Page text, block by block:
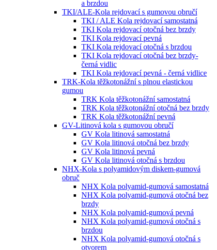
a brzdou
TKI/ALE-Kola rejdovací s gumovou obručí
TKI / ALE Kola rejdovací samostatná
TKI Kola rejdovací otočná bez brzdy
TKI Kola rejdovací pevná
TKI Kola rejdovací otočná s brzdou
TKI Kola rejdovací otočná bez brzdy-
černá vidlic
TKI Kola rejdovací pevná - černá vidlice
TRK-Kola těžkotonážní s plnou elastickou
gumou
TRK Kola těžkotonážní samostatná
TRK Kola těžkotonážní otočná bez brzdy
TRK Kola těžkotonážní pevná
GV-Litinová kola s gumovou obručí
GV Kola litinová samostatná
GV Kola litinová otočná bez brzdy
GV Kola litinová pevná
GV Kola litinová otočná s brzdou
NHX-Kola s polyamidovým diskem-gumová
obruč
NHX Kola polyamid-gumová samostatná
NHX Kola polyamid-gumová otočná bez
brzdy
NHX Kola polyamid-gumová pevná
NHX Kola polyamid-gumová otočná s
brzdou
NHX Kola polyamid-gumová otočná s
otvorem